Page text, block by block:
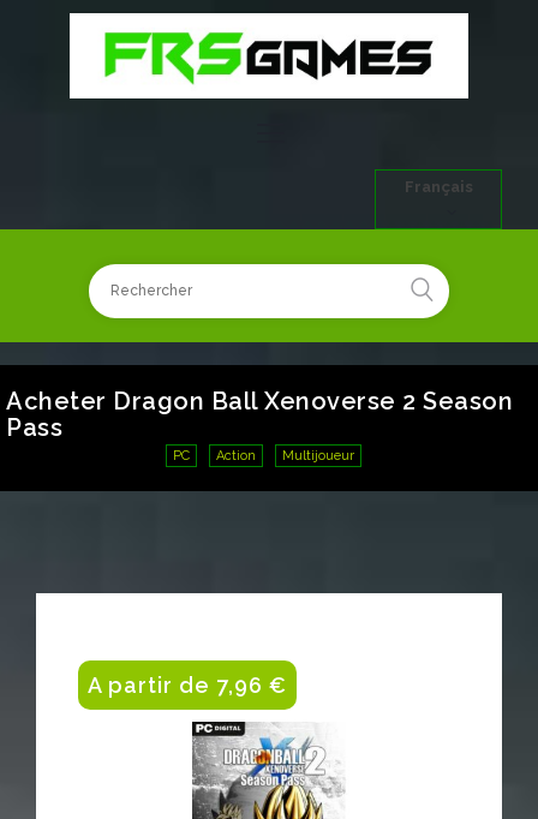
Français
Acheter Dragon Ball Xenoverse 2 Season
Pass
PC Action Multijoueur
A partir de 7,96 €